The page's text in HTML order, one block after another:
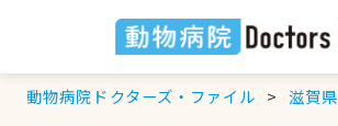
動物病院ドクターズ・ファイル 滋賀県